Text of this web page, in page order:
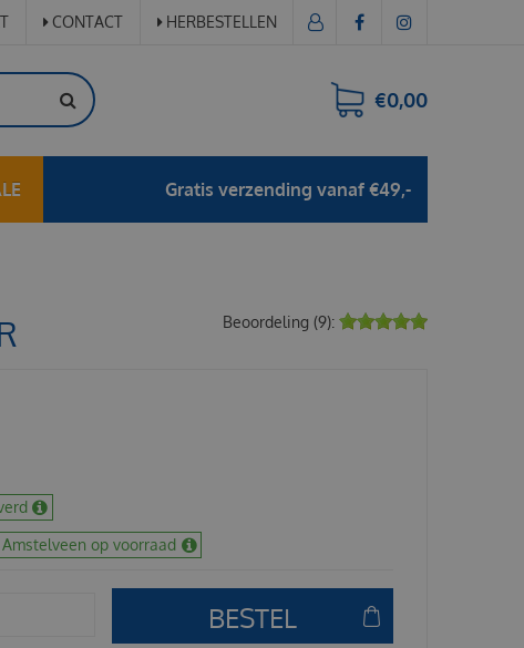
CONTACT HERBESTELLEN
€0,00
Gratis verzending vanaf €49,-
op voorraad
Beoordeling (9):